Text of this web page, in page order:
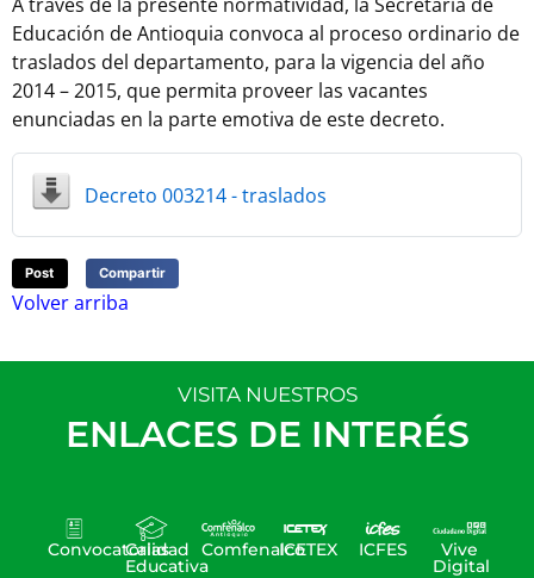
Educación de Antioquia convoca al proceso ordinario de
traslados del departamento, para la vigencia del año
2014 – 2015, que permita proveer las vacantes
enunciadas en la parte emotiva de este decreto.
Decreto 003214 - traslados
Post Compartir
Volver arriba
VISITA NUESTROS
ENLACES DE INTERÉS
Convocatorias
Calidad
Educativa
ComfenalcoICETEX ICFES Vive
Digital